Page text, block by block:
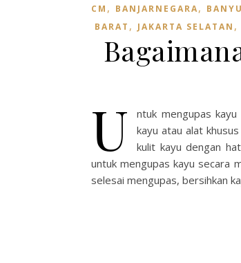
CM , BANJARNEGARA,
BARAT , JAKARTA SELATAN ,
U
ntuk mengupas
kayu atau alat
kulit kayu dengan
untuk mengupas kayu secara
selesai mengupas, bersihkan